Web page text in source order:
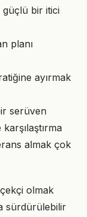
güçlü bir itici
planı
ayırmak
serüven
almak çok
olmak
sürdürülebilir